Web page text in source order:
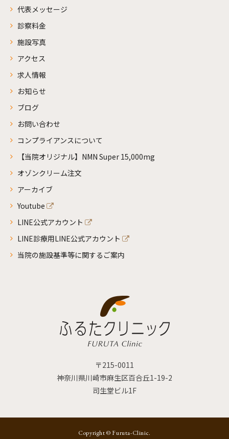
代表メッセージ
診察料金
施設写真
アクセス
求人情報
お知らせ
ブログ
お問い合わせ
コンプライアンスについて
【当院オリジナル】NMN Super 15,000mg
オゾンクリーム注文
アーカイブ
Youtube
LINE公式アカウント
LINE診療用LINE公式アカウント
当院の施設基準等に関するご案内
〒215-0011
神奈川県川崎市麻生区百合丘1-19-2
司生堂ビル1F
Copyright © Furuta-Clinic.